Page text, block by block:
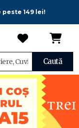
149 lei!
Caută